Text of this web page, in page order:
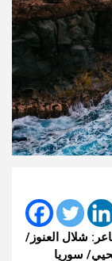
شلال العنوز/
يحيي/ سوريا